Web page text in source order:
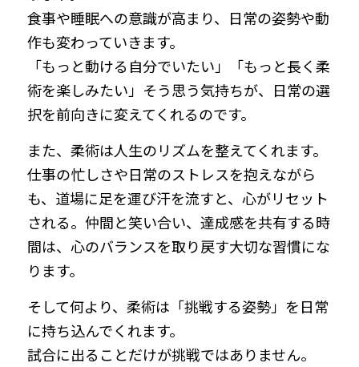
体験を申込む
食事や睡眠への意識が高まり、日常の姿勢や動
作も変わっていきます。
「もっと動ける自分でいたい」「もっと長く柔
術を楽しみたい」そう思う気持ちが、日常の選
択を前向きに変えてくれるのです。
また、柔術は人生のリズムを整えてくれます。
仕事の忙しさや日常のストレスを抱えながら
も、道場に足を運び汗を流すと、心がリセット
される。仲間と笑い合い、達成感を共有する時
間は、心のバランスを取り戻す大切な習慣にな
ります。
そして何より、柔術は「挑戦する姿勢」を日常
に持ち込んでくれます。
試合に出ることだけが挑戦ではありません。